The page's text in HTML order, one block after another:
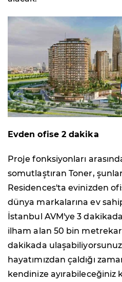
Evden ofise 2 dakika
Proje fonksiyonları
somutlaştıran Toner,
Residences'ta evinizden
dünya markalarına ev
İstanbul AVM'ye 3
ilham alan 50 bin
dakikada
hayatımızdan çaldığı
kendinize ayırabileceğiniz